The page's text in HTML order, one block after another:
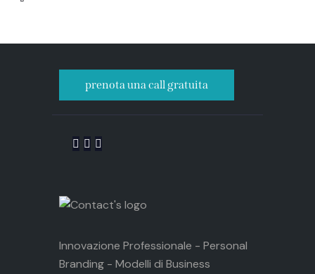
prenota una call gratuita
Innovazione Professionale - Personal
Branding - Modelli di Business